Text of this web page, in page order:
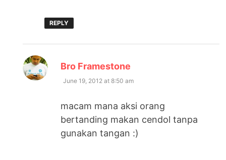
REPLY
Bro Framestone
June 19, 2012 at 8:50 am
macam mana aksi orang
bertanding makan cendol tanpa
gunakan tangan :)